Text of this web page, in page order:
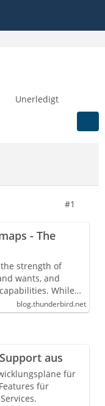
Unerledigt
#1
- The
strength of
wants, and
While…
blog.thunderbird.net
aus
für
für